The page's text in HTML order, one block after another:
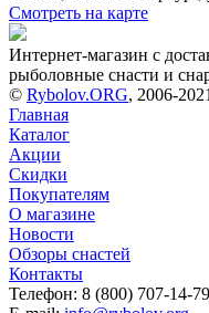
Смотреть на карте
Интернет-магазин с
рыболовные снасти и
© Rybolov.ORG, 2006-
Главная
Каталог
Акции
Скидки
Покупателям
О магазине
Новости
Обзоры снастей
Контакты
Телефон: 8 (800) 707-14-79